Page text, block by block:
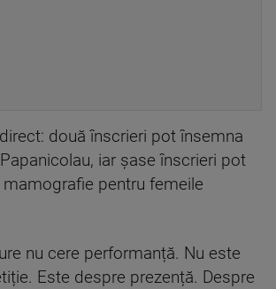
două înscrieri pot însemna
iar șase înscrieri pot
pentru femeile
nu cere performanță. Nu este
Este despre prezență. Despre